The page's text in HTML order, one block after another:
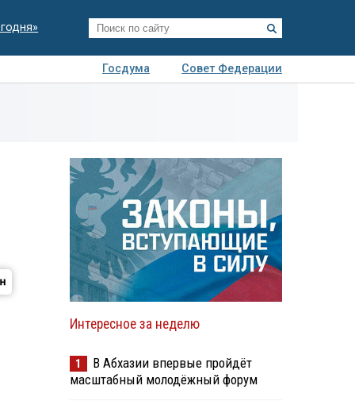
Госдума
Совет Федерации
Интересное за неделю
1
В Абхазии впервые пройдёт
масштабный молодёжный форум